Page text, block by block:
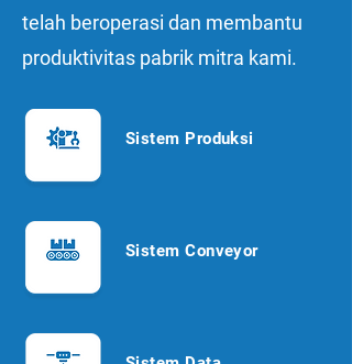
telah beroperasi dan membantu
produktivitas pabrik mitra kami.
Sistem Produksi
Sistem Conveyor